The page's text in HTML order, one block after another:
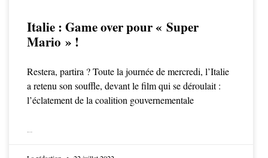
Italie : Game over pour « Super
Mario » !
Restera, partira ? Toute la journée de mercredi, l’Italie
a retenu son souffle, devant le film qui se déroulait :
l’éclatement de la coalition gouvernementale